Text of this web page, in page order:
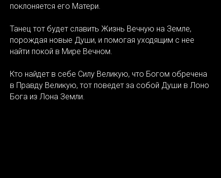
поклоняется его Матери.
Танец тот будет славить Жизнь Вечную на Земле,
порождая новые Души, и помогая уходящим с нее
найти покой в Мире Вечном.
Кто найдет в себе Силу Великую, что Богом обречена
в Правду Великую, тот поведет за собой Души в Лоно
Бога из Лона Земли.